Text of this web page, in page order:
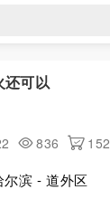
还可以
836 152
滨 - 道外区